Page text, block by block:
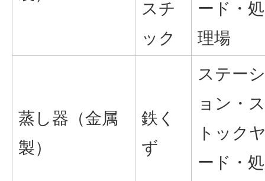
スチ
ック
ード・処
理場
蒸し器（金属
製）
鉄く
ず
ステーシ
ョン・ス
トック
ード・処